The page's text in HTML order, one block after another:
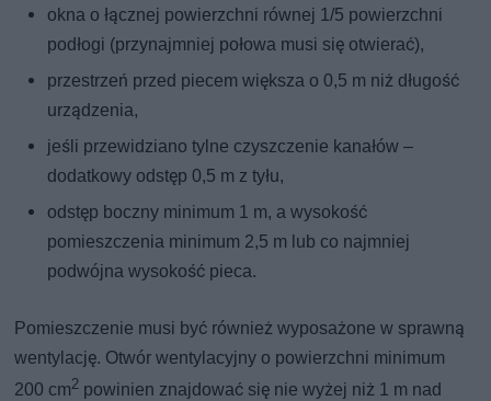
okna o łącznej powierzchni równej 1/5 powierzchni
podłogi (przynajmniej połowa musi się otwierać),
przestrzeń przed piecem większa o 0,5 m niż długość
urządzenia,
jeśli przewidziano tylne czyszczenie kanałów –
dodatkowy odstęp 0,5 m z tyłu,
odstęp boczny minimum 1 m, a wysokość
pomieszczenia minimum 2,5 m lub co najmniej
podwójna wysokość pieca.
Pomieszczenie musi być również wyposażone w sprawną
wentylację. Otwór wentylacyjny o powierzchni minimum
200 cm2 powinien znajdować się nie wyżej niż 1 m nad